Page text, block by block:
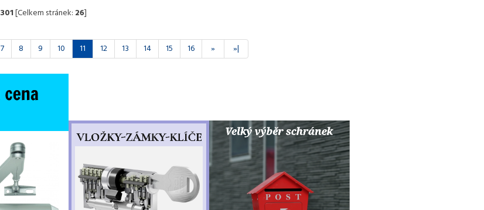
301[Celkem stránek: 26]
7 8 9 10 11 12 13 14 15 16 » »|